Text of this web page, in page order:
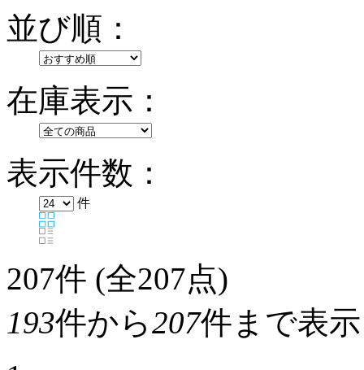
並び順：
在庫表示：
表示件数：
件
207件 (全207点)
193件から207件まで表示